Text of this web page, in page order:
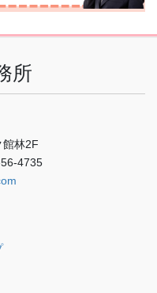
所
林2F
4735